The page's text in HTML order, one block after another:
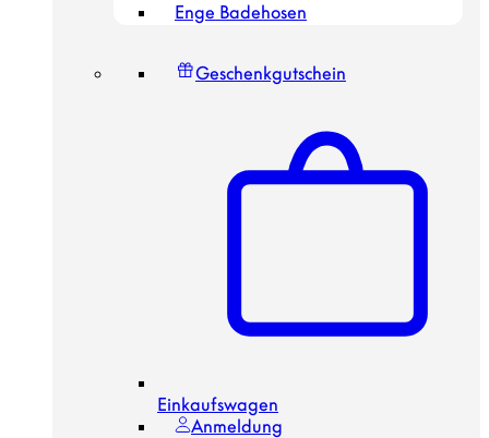
Enge Badehosen
Geschenkgutschein
Einkaufswagen
Anmeldung